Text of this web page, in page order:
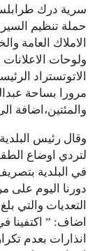
سرية درك
حملة تنظيم
الاملاك العامة
ولوحات
الاتوتستراد
مرورا بساحة
والمئتين،اضافة
وقال رئيس
لتردي اوضاع
في البلدية
دورنا اليوم على
التعديات والتي
اضاف: ” اكتفينا
انذارات بعدم